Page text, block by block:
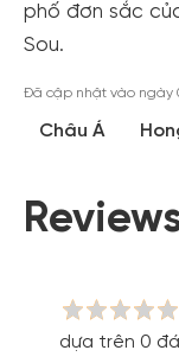
phố đơn sắc
Sou.
Đã cập nhật vào
Châu Á
dựa trên 0
Tạo tài khoản
Đăng nhập